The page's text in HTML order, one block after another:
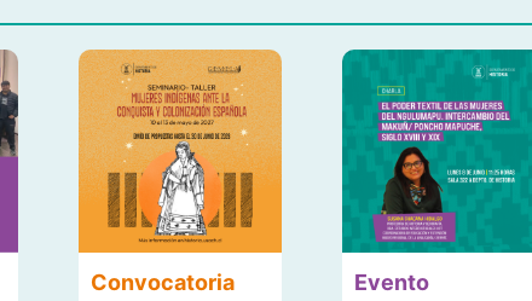
Convocatoria Evento